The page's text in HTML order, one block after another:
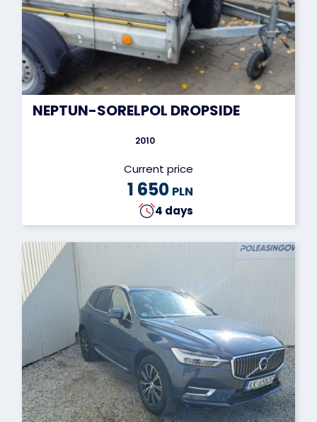
NEPTUN-SORELPOL DROPSIDE
2010
Current price
1 650 PLN
4 days